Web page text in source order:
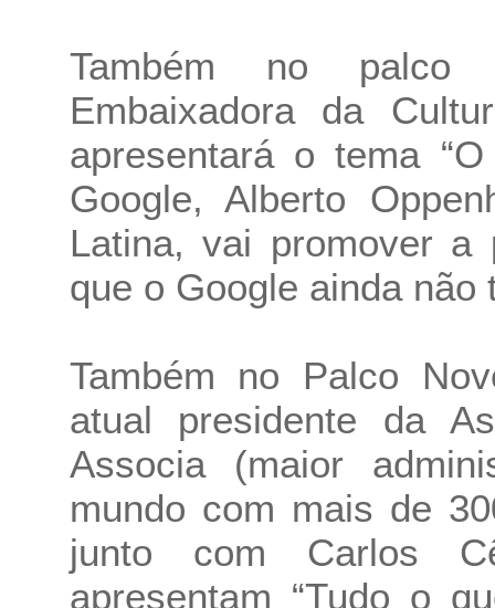
Também no palco
Embaixadora da
apresentará o tema
Google, Alberto
Latina, vai promover a
que o Google ainda não
Também no Palco
atual presidente da
Associa (maior
mundo com mais de
junto com Carlos
apresentam “Tudo o